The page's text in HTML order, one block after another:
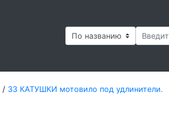
/ 33 КАТУШКИ мотовило под удлинители.